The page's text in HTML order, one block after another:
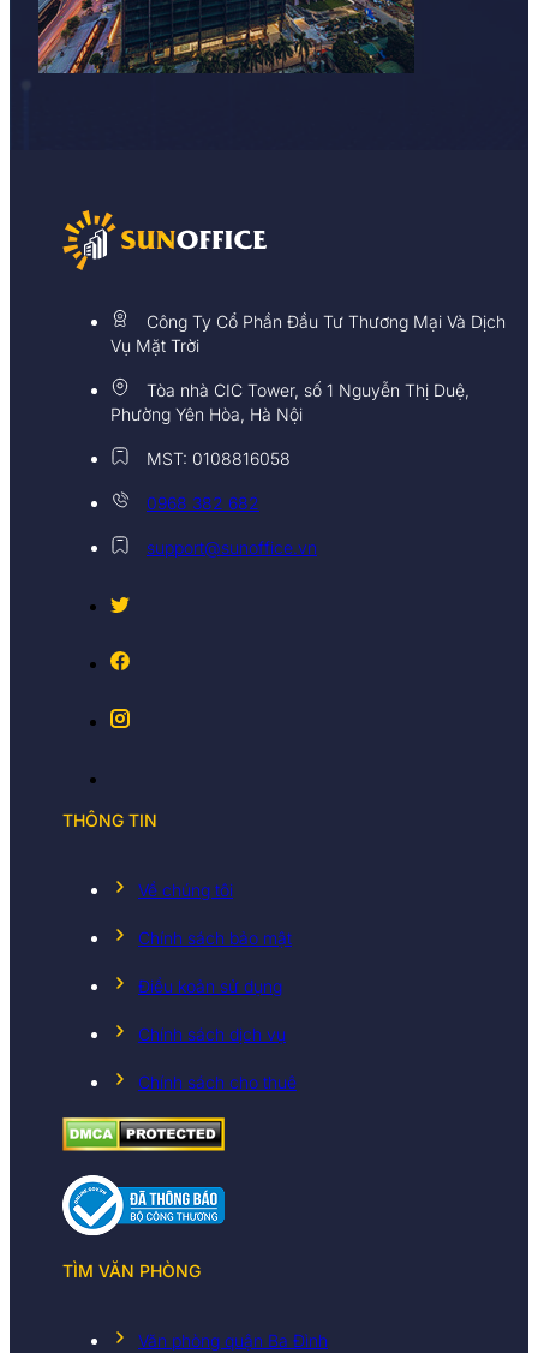
Công Ty Cổ Phần Đầu Tư Thương Mại Và Dịch
Vụ Mặt Trời
Tòa nhà CIC Tower, số 1 Nguyễn Thị Duệ,
Phường Yên Hòa, Hà Nội
MST: 0108816058
0968 382 682
support@sunoffice.vn
THÔNG TIN
Về chúng tôi
Chính sách bảo mật
Điều koản sử dụng
Chính sách dịch vụ
Chính sách cho thuê
TÌM VĂN PHÒNG
Văn phòng quận Ba Đình